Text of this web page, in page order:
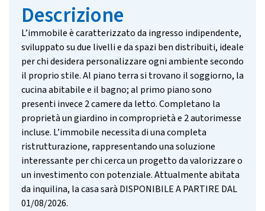
Descrizione
L’immobile è caratterizzato da ingresso indipendente,
sviluppato su due livelli e da spazi ben distribuiti, ideale
per chi desidera personalizzare ogni ambiente secondo
il proprio stile. Al piano terra si trovano il soggiorno, la
cucina abitabile e il bagno; al primo piano sono
presenti invece 2 camere da letto. Completano la
proprietà un giardino in comproprietà e 2 autorimesse
incluse. L’immobile necessita di una completa
ristrutturazione, rappresentando una soluzione
interessante per chi cerca un progetto da valorizzare o
un investimento con potenziale. Attualmente abitata
da inquilina, la casa sarà DISPONIBILE A PARTIRE DAL
01/08/2026.